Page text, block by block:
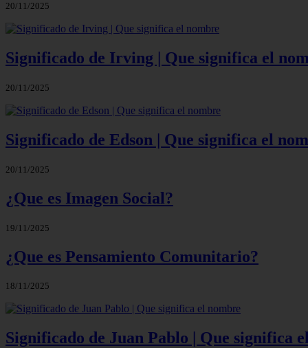
20/11/2025
Significado de Irving | Que significa el
20/11/2025
Significado de Edson | Que significa el
20/11/2025
¿Que es Imagen Social?
19/11/2025
¿Que es Pensamiento Comunitario?
18/11/2025
Significado de Juan Pablo | Que significa